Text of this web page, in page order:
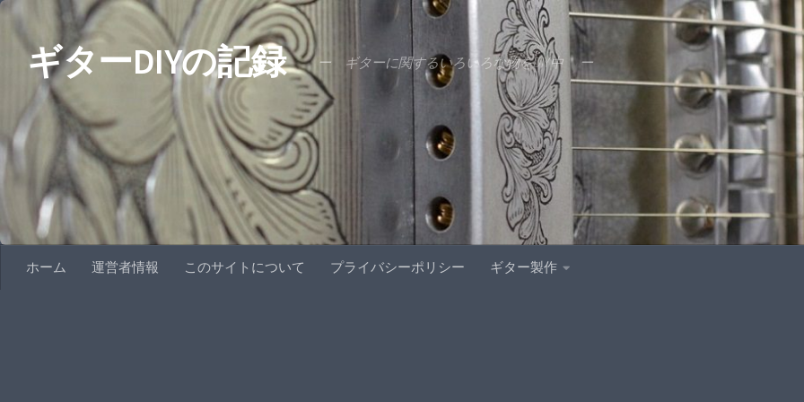
コンテンツへスキップ
ギターDIYの記録 ー ギターに関するいろいろな物をDIY中 ー
ホーム 運営者情報 このサイトについて プライバシーポリシー ギター製作